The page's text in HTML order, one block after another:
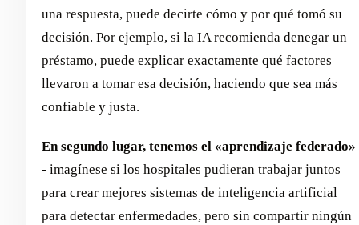
una respuesta, puede decirte cómo y por qué tomó su
decisión. Por ejemplo, si la IA recomienda denegar un
préstamo, puede explicar exactamente qué factores
llevaron a tomar esa decisión, haciendo que sea más
confiable y justa.
En segundo lugar, tenemos el «aprendizaje federado»
- imagínese si los hospitales pudieran trabajar juntos
para crear mejores sistemas de inteligencia artificial
para detectar enfermedades, pero sin compartir ningún